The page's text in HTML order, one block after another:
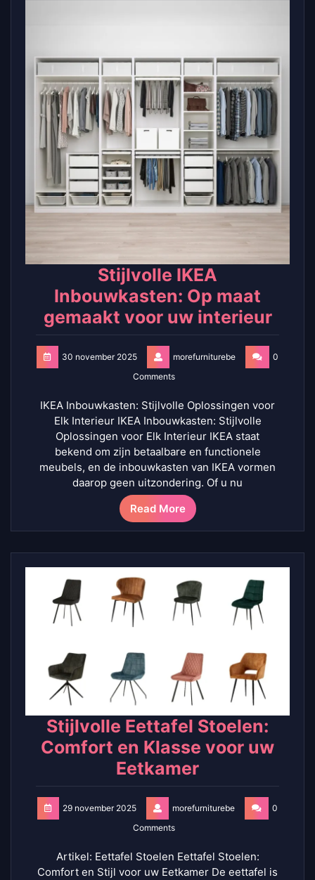
Stijlvolle IKEA
Inbouwkasten: Op maat
gemaakt voor uw interieur
30 november 2025 morefurniturebe
0
Comments
IKEA Inbouwkasten: Stijlvolle Oplossingen voor
Elk Interieur IKEA Inbouwkasten: Stijlvolle
Oplossingen voor Elk Interieur IKEA staat
bekend om zijn betaalbare en functionele
meubels, en de inbouwkasten van IKEA vormen
daarop geen uitzondering. Of u nu
Read More
Stijlvolle Eettafel Stoelen:
Comfort en Klasse voor uw
Eetkamer
29 november 2025 morefurniturebe
0
Comments
Artikel: Eettafel Stoelen Eettafel Stoelen:
Comfort en Stijl voor uw Eetkamer De eettafel is